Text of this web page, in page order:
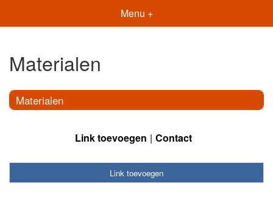
Menu +
Materialen
Materialen
Link toevoegen Contact
Link toevoegen